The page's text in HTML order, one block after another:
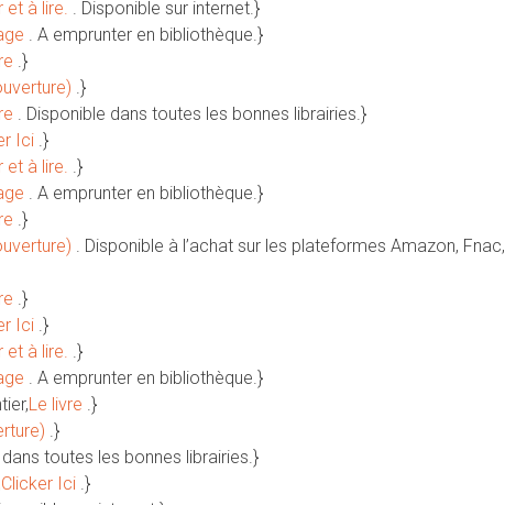
et à lire. . Disponible sur internet.}
. A emprunter en bibliothèque.}
.}
.}
. Disponible dans toutes les bonnes librairies.}
Ici .}
et à lire. .}
. A emprunter en bibliothèque.}
.}
. Disponible à l’achat sur les plateformes Amazon, Fnac,
.}
Ici .}
et à lire. .}
. A emprunter en bibliothèque.}
Le livre .}
.}
toutes les bonnes librairies.}
Clicker Ici .}